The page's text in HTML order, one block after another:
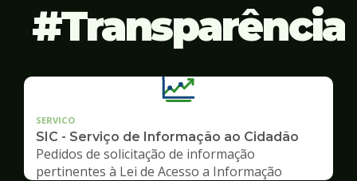
Transparência
SERVICO
SIC - Serviço de Informação ao Cidadão
Pedidos de solicitação de informação
pertinentes à Lei de Acesso a Informação